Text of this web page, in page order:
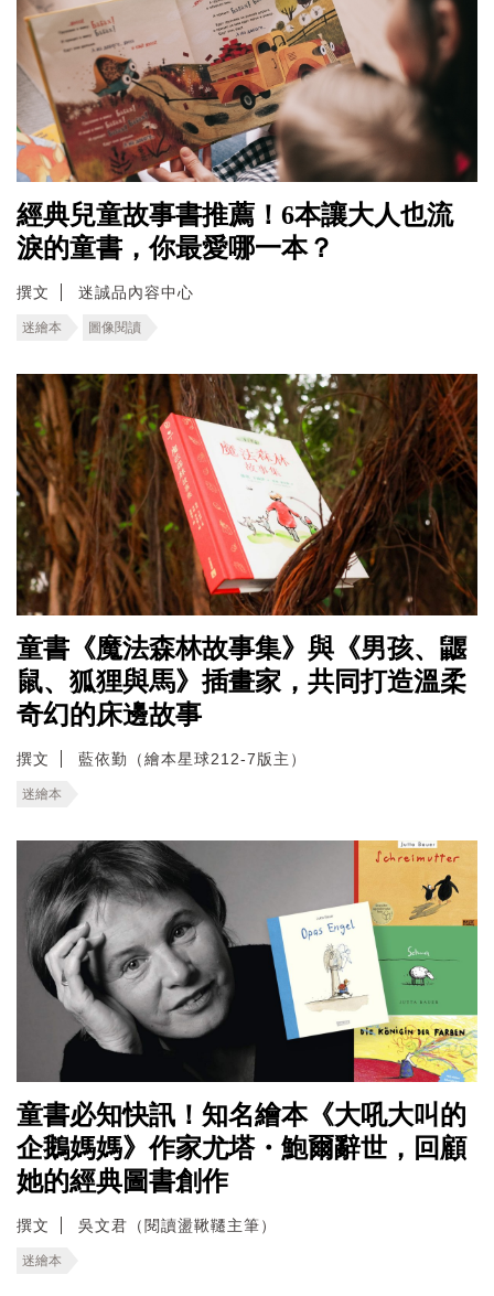
經典兒童故事書推薦！6本讓大人也流
淚的童書，你最愛哪一本？
撰文 迷誠品內容中心
迷繪本 圖像閱讀
童書《魔法森林故事集》與《男孩、鼴
鼠、狐狸與馬》插畫家，共同打造溫柔
奇幻的床邊故事
撰文 藍依勤（繪本星球212-7版主）
迷繪本
童書必知快訊！知名繪本《大吼大叫的
企鵝媽媽》作家尤塔・鮑爾辭世，回顧
她的經典圖書創作
撰文 吳文君（閱讀盪鞦韆主筆）
迷繪本